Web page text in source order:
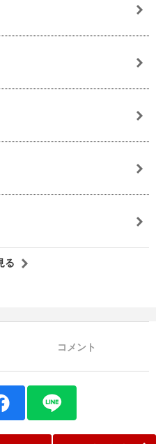
ー: 240円
たタバコ: 20円
ものでMasturbation。
る
コメント